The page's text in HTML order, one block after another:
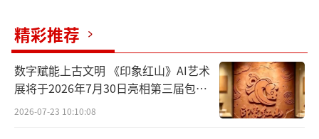
观看过程中于一些关键节点上做出选择，从而
对作品中角色决策拥有很强的控制力，最终决
定剧集的情节发展及人物命运走向。凡此种种
举措，虽然相对于“边播边改”来说，显得更
加严密成熟，充分地将观众的智慧融入剧集创
精彩推荐
数字赋能上古文明 《印象红山》AI艺术
展将于2026年7月30日亮相第三届包头
艺博会
2026-07-23 10:10:08